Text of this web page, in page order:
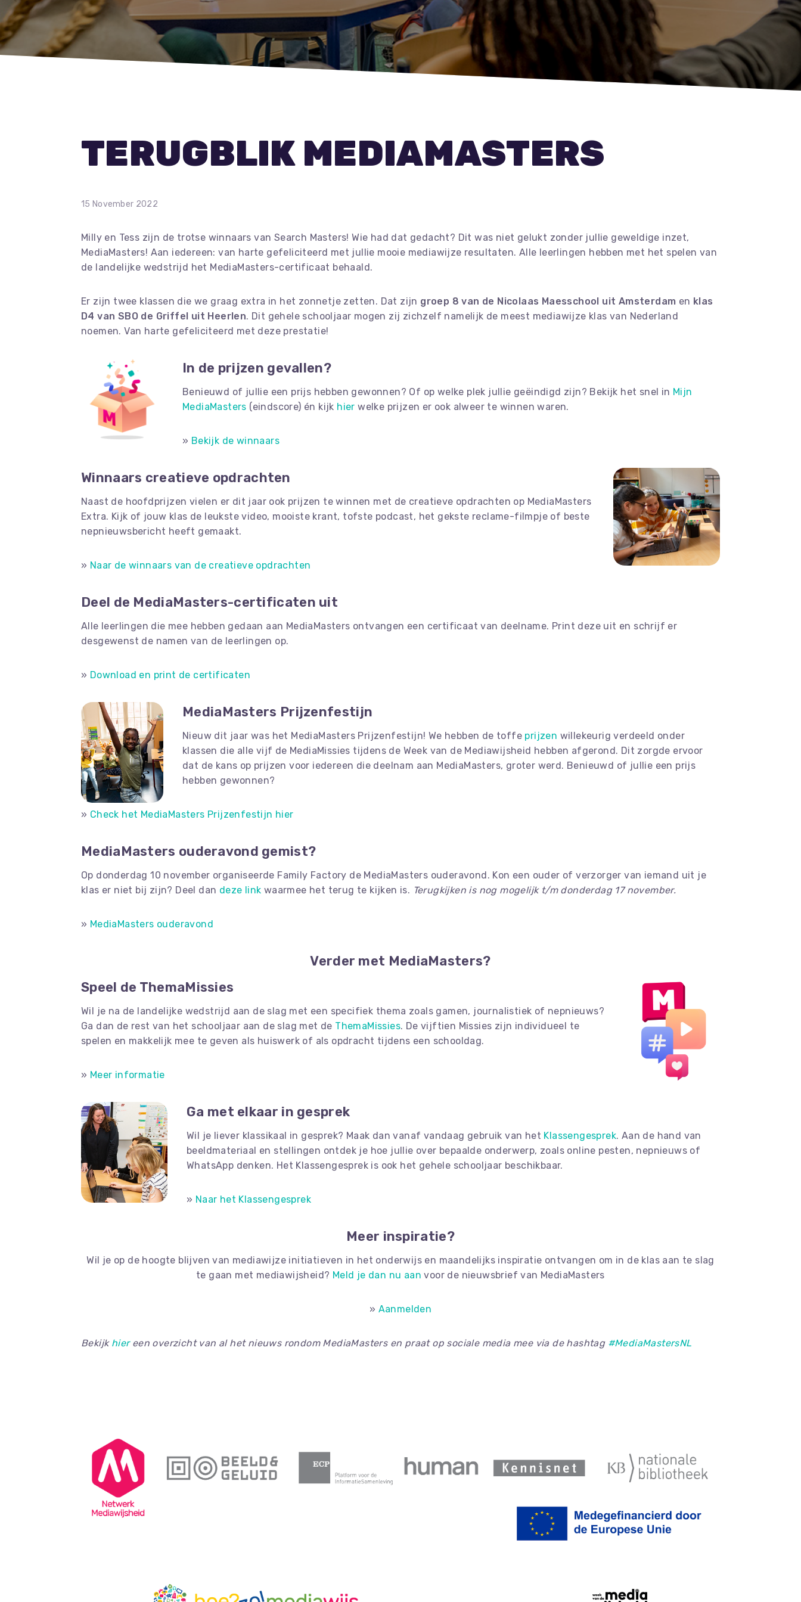
TERUGBLIK MEDIAMASTERS
15 November 2022
Milly en Tess zijn de trotse winnaars van Search Masters! Wie had dat gedacht? Dit was niet gelukt zonder jullie geweldige inzet,
MediaMasters! Aan iedereen: van harte gefeliciteerd met jullie mooie mediawijze resultaten. Alle leerlingen hebben met het spelen van
de landelijke wedstrijd het MediaMasters-certificaat behaald.
Er zijn twee klassen die we graag extra in het zonnetje zetten. Dat zijn groep 8 van de Nicolaas Maesschool uit Amsterdam en klas
D4 van SBO de Griffel uit Heerlen. Dit gehele schooljaar mogen zij zichzelf namelijk de meest mediawijze klas van Nederland
noemen. Van harte gefeliciteerd met deze prestatie!
In de prijzen gevallen?
Benieuwd of jullie een prijs hebben gewonnen? Of op welke plek jullie geëindigd zijn? Bekijk het snel in Mijn
MediaMasters (eindscore) én kijk hier welke prijzen er ook alweer te winnen waren.
» Bekijk de winnaars
Winnaars creatieve opdrachten
Naast de hoofdprijzen vielen er dit jaar ook prijzen te winnen met de creatieve opdrachten op MediaMasters
Extra. Kijk of jouw klas de leukste video, mooiste krant, tofste podcast, het gekste reclame-filmpje of beste
nepnieuwsbericht heeft gemaakt.
» Naar de winnaars van de creatieve opdrachten
Deel de MediaMasters-certificaten uit
Alle leerlingen die mee hebben gedaan aan MediaMasters ontvangen een certificaat van deelname. Print deze uit en schrijf er
desgewenst de namen van de leerlingen op.
» Download en print de certificaten
MediaMasters Prijzenfestijn
Nieuw dit jaar was het MediaMasters Prijzenfestijn! We hebben de toffe prijzen willekeurig verdeeld onder
klassen die alle vijf de MediaMissies tijdens de Week van de Mediawijsheid hebben afgerond. Dit zorgde ervoor
dat de kans op prijzen voor iedereen die deelnam aan MediaMasters, groter werd. Benieuwd of jullie een prijs
hebben gewonnen?
» Check het MediaMasters Prijzenfestijn hier
MediaMasters ouderavond gemist?
Op donderdag 10 november organiseerde Family Factory de MediaMasters ouderavond. Kon een ouder of verzorger van iemand uit je
klas er niet bij zijn? Deel dan deze link waarmee het terug te kijken is. Terugkijken is nog mogelijk t/m donderdag 17 november.
» MediaMasters ouderavond
Verder met MediaMasters?
Speel de ThemaMissies
Wil je na de landelijke wedstrijd aan de slag met een specifiek thema zoals gamen, journalistiek of nepnieuws?
Ga dan de rest van het schooljaar aan de slag met de ThemaMissies. De vijftien Missies zijn individueel te
spelen en makkelijk mee te geven als huiswerk of als opdracht tijdens een schooldag.
» Meer informatie
Ga met elkaar in gesprek
Wil je liever klassikaal in gesprek? Maak dan vanaf vandaag gebruik van het Klassengesprek. Aan de hand van
beeldmateriaal en stellingen ontdek je hoe jullie over bepaalde onderwerp, zoals online pesten, nepnieuws of
WhatsApp denken. Het Klassengesprek is ook het gehele schooljaar beschikbaar.
» Naar het Klassengesprek
Meer inspiratie?
Wil je op de hoogte blijven van mediawijze initiatieven in het onderwijs en maandelijks inspiratie ontvangen om in de klas aan te slag
te gaan met mediawijsheid? Meld je dan nu aan voor de nieuwsbrief van MediaMasters
» Aanmelden
Bekijk hiereen overzicht van al het nieuws rondom MediaMasters en praat op sociale media mee via de hashtag #MediaMastersNL